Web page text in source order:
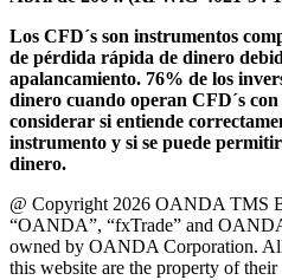
Los CFD´s son instrumentos
de pérdida rápida de dinero
apalancamiento. 76% de los
dinero cuando operan CFD´s
considerar si entiende
instrumento y si se puede
dinero.
@ Copyright 2026 OANDA TMS
“OANDA”, “fxTrade” and
owned by OANDA Corporation.
this website are the property of their